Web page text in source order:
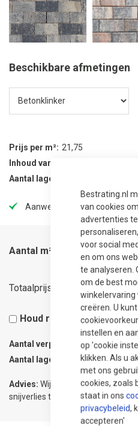
Bestrating.nl
van cookies
advertenties te
voor social
en om ons
te analyseren.
om de best
winkelervaring
creëren. U
instellen en
op 'cookie
klikken. Als u
met ons
cookies, zoals
staat in ons
privacybeleid,
accepteren'
Beschikbare afmetingen
Prijs per m²
21,75
Inhoud van verpakking
Aantal lagen per verpakking
Aanwezig in onze showtuin
Aantal m²
Totaalprijs 17,40
Houd rekening met 5%
Aantal verpakkingen 0.08
Aantal lagen
Advies: Wij adviseren 5% meer
snijverlies te compenseren.